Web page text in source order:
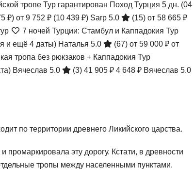
тропе Тур гарантирован Поход Турция 5 дн. (04
₽) от 9 752 ₽ (10 439 ₽) Sarp 5.0 (15) от 58 665 ₽
7 ночей Турции: Стамбул и Каппадокия Тур
и ещё 4 даты) Наталья 5.0 (67) от 59 000 ₽ от
тропа без рюкзаков + Каппадокия Тур
Вячеслав 5.0 (3) 41 905 ₽ 4 648 ₽ Вячеслав 5.0
по территории древнего Ликийского царства.
эту дорогу. Кстати, в древности
тропы между населенными пунктами.